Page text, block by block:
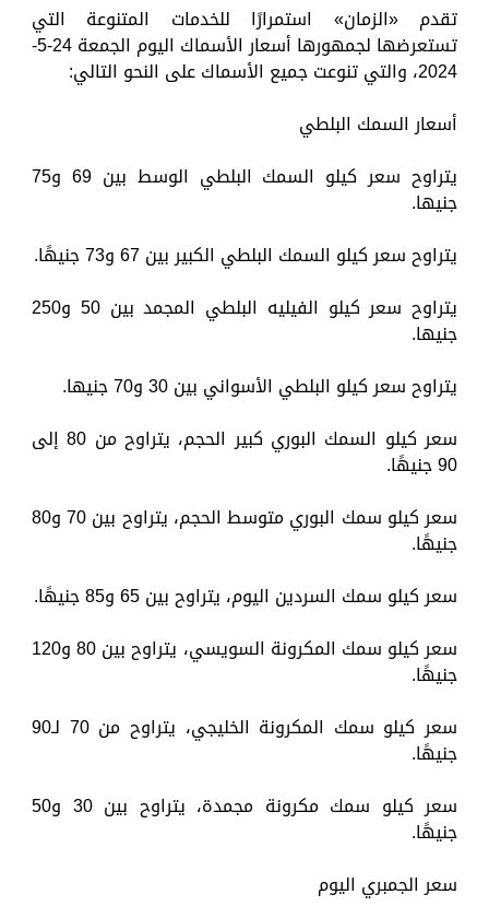
تقدم «الزمان» استمرارًا للخدمات المتنوعة التي
تستعرضها لجمهورها أسعار الأسماك اليوم الجمعة 24-5-
2024، والتي تنوعت جميع الأسماك على النحو التالي:
أسعار السمك البلطي
يتراوح سعر كيلو السمك البلطي الوسط بين 69 و75
جنيها.
يتراوح سعر كيلو السمك البلطي الكبير بين 67 و73 جنيهًا.
يتراوح سعر كيلو الفيليه البلطي المجمد بين 50 و250
جنيها.
يتراوح سعر كيلو البلطي الأسواني بين 30 و70 جنيها.
سعر كيلو السمك البوري كبير الحجم، يتراوح من 80 إلى
90 جنيهًا.
سعر كيلو سمك البوري متوسط الحجم، يتراوح بين 70 و80
جنيهًا.
سعر كيلو سمك السردين اليوم، يتراوح بين 65 و85 جنيهًا.
سعر كيلو سمك المكرونة السويسي، يتراوح بين 80 و120
جنيهًا.
سعر كيلو سمك المكرونة الخليجي، يتراوح من 70 لـ90
جنيهًا.
سعر كيلو سمك مكرونة مجمدة، يتراوح بين 30 و50
جنيهًا.
سعر الجمبري اليوم